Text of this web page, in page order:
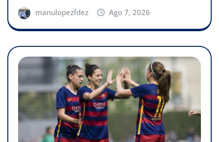
manulopezfdez Ago 7, 2026